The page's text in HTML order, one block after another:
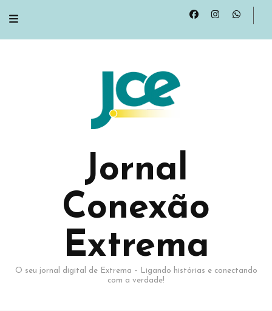
Jornal
Conexão
Extrema
O seu jornal digital de Extrema – Ligando histórias e conectando
com a verdade!